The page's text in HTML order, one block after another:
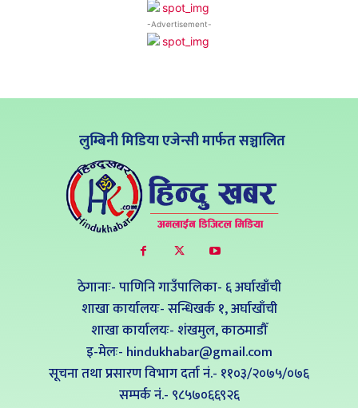
-Advertisement-
लुम्बिनी मिडिया एजेन्सी मार्फत सञ्चालित
ठेगानाः- पाणिनि गाउँपालिका- ६ अर्घाखाँची
शाखा कार्यालयः- सन्धिखर्क १, अर्घाखाँची
शाखा कार्यालयः- शंखमुल, काठमाडौँ
इ-मेलः- hindukhabar@gmail.com
सूचना तथा प्रसारण विभाग दर्ता नं.- ११०३/२०७५/०७६
सम्पर्क नं‍.- ९८५७०६६९२६